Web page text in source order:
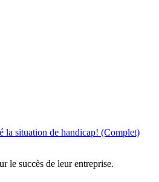
la situation de handicap! (Complet)
le succès de leur entreprise.